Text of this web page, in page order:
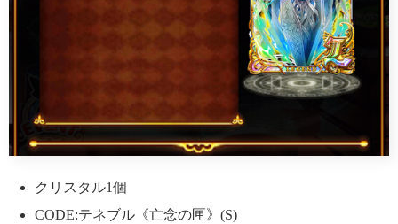
クリスタル1個
CODE:テネブル《亡念の匣》(S)